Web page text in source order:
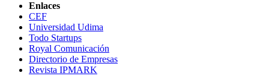
Enlaces
CEF
Universidad Udima
Todo Startups
Royal Comunicación
Directorio de Empresas
Revista IPMARK